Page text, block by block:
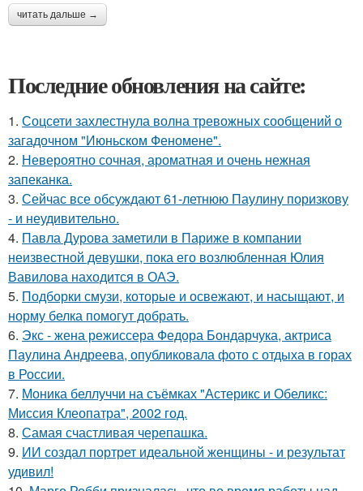
читать дальше →
Последние обновления на сайте:
1. Соцсети захлестнула волна тревожных сообщений о
загадочном "Июньском Феномене".
2. Невероятно сочная, ароматная и очень нежная
запеканка.
3. Сейчас все обсуждают 61-летнюю Паулину поризкову
- и неудивительно.
4. Павла Дурова заметили в Париже в компании
неизвестной девушки, пока его возлюбленная Юлия
Вавилова находится в ОАЭ.
5. Подборки смузи, которые и освежают, и насыщают, и
норму белка помогут добрать.
6. Экс - жена режиссера Федора Бондарчука, актриса
Паулина Андреева, опубликовала фото с отдыха в горах
в России.
7. Моника беллуччи на съёмках "Астерикс и Обеликс:
Миссия Клеопатра", 2002 год.
8. Самая счастливая черепашка.
9. ИИ создал портрет идеальной женщины - и результат
удивил!